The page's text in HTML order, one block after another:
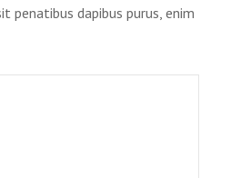
penatibus dapibus purus, enim